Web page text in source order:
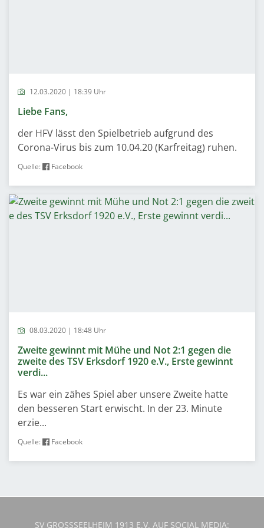
12.03.2020 | 18:39 Uhr
Liebe Fans,
der HFV lässt den Spielbetrieb aufgrund des
Corona-Virus bis zum 10.04.20 (Karfreitag) ruhen.
Quelle: Facebook
08.03.2020 | 18:48 Uhr
Zweite gewinnt mit Mühe und Not 2:1 gegen die
zweite des TSV Erksdorf 1920 e.V., Erste gewinnt
verdi...
Es war ein zähes Spiel aber unsere Zweite hatte
den besseren Start erwischt. In der 23. Minute
erzie...
Quelle: Facebook
SV GROSSSEELHEIM 1913 E.V. AUF SOCIAL MEDIA: